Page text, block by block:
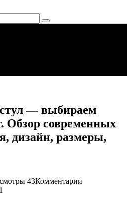
— выбираем
Обзор современных
дизайн, размеры,
43Комментарии